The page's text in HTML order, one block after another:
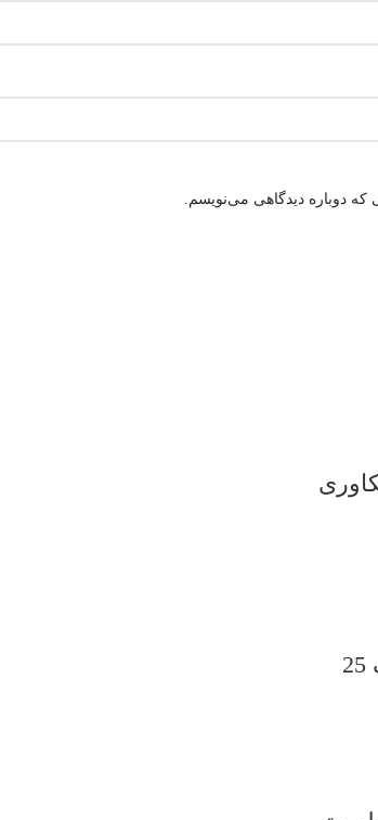
که دوباره دیدگاهی می‌نویسم.